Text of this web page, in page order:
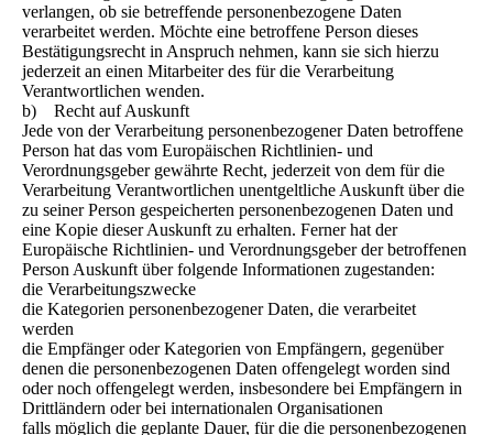
verlangen, ob sie betreffende personenbezogene Daten
verarbeitet werden. Möchte eine betroffene Person dieses
Bestätigungsrecht in Anspruch nehmen, kann sie sich hierzu
jederzeit an einen Mitarbeiter des für die Verarbeitung
Verantwortlichen wenden.
b) Recht auf Auskunft
Jede von der Verarbeitung personenbezogener Daten betroffene
Person hat das vom Europäischen Richtlinien- und
Verordnungsgeber gewährte Recht, jederzeit von dem für die
Verarbeitung Verantwortlichen unentgeltliche Auskunft über die
zu seiner Person gespeicherten personenbezogenen Daten und
eine Kopie dieser Auskunft zu erhalten. Ferner hat der
Europäische Richtlinien- und Verordnungsgeber der betroffenen
Person Auskunft über folgende Informationen zugestanden:
die Verarbeitungszwecke
die Kategorien personenbezogener Daten, die verarbeitet
werden
die Empfänger oder Kategorien von Empfängern, gegenüber
denen die personenbezogenen Daten offengelegt worden sind
oder noch offengelegt werden, insbesondere bei Empfängern in
Drittländern oder bei internationalen Organisationen
falls möglich die geplante Dauer, für die die personenbezogenen